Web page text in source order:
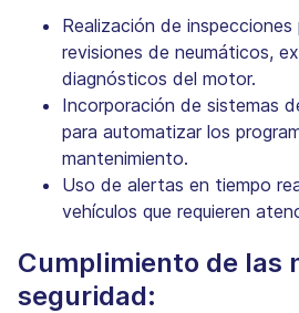
Realización de inspecciones
revisiones de neumáticos,
diagnósticos del motor.
Incorporación de sistemas
para automatizar los
mantenimiento.
Uso de alertas en tiempo
vehículos que requieren
Cumplimiento de las
seguridad: